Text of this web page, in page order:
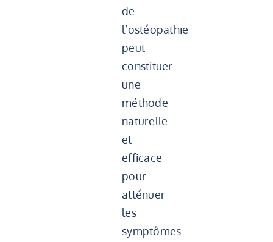
de
l’ostéopathie
peut
constituer
une
méthode
naturelle
et
efficace
pour
atténuer
les
symptômes